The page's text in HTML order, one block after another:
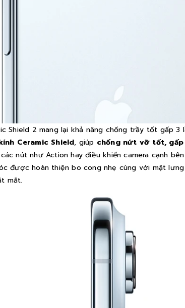
Shield 2 mang lại khả năng chống trầy tốt gấp
Ceramic Shield, giúp chống nứt vỡ tốt, gấp
nút như Action hay điều khiển camera cạnh
được hoàn thiện bo cong nhẹ cùng với mặt
mắt.